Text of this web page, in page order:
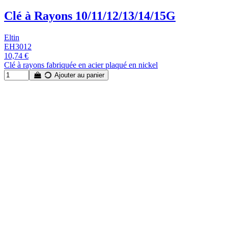
Clé à Rayons 10/11/12/13/14/15G
Eltin
EH3012
10,74 €
Clé à rayons fabriquée en acier plaqué en nickel
Ajouter au panier